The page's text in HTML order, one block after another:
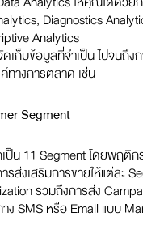
Diagnostics
Analytics
เก็บข้อมูลที่จำเป็น ไปจนถึง
างการตลาด เช่น
Segment
ป็น 11 Segment โดยพฤติ
รส่งเสริมการขายให้แต่ละ
รวมถึงการส่ง
ง SMS หรือ Email แบบ